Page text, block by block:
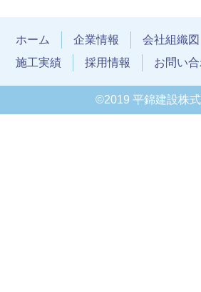
ホーム 企業情報 会社組織図
施工実績
採用情報 お問い
©2019 平錦建設株